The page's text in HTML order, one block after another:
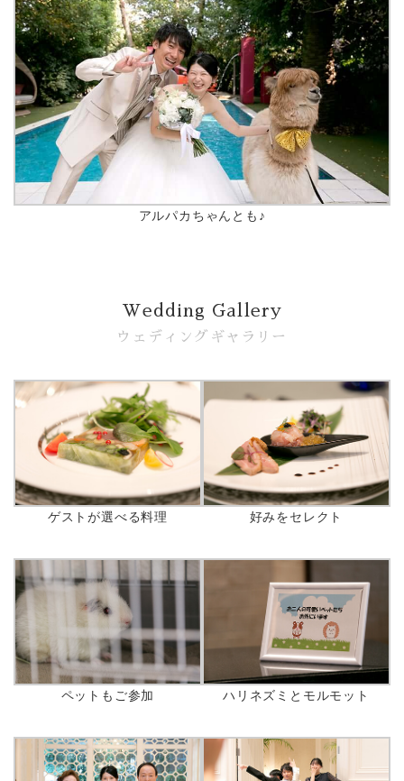
アルパカちゃんとも♪
Wedding Gallery
ウェディングギャラリー
ゲストが選べる料理 好みをセレクト
ペットもご参加 ハリネズミとモルモット